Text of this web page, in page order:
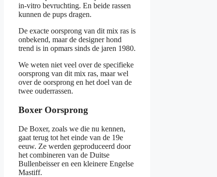
in-vitro bevruchting. En beide rassen
kunnen de pups dragen.
De exacte oorsprong van dit mix ras is
onbekend, maar de designer hond
trend is in opmars sinds de jaren 1980.
We weten niet veel over de specifieke
oorsprong van dit mix ras, maar wel
over de oorsprong en het doel van de
twee ouderrassen.
Boxer Oorsprong
De Boxer, zoals we die nu kennen,
gaat terug tot het einde van de 19e
eeuw. Ze werden geproduceerd door
het combineren van de Duitse
Bullenbeisser en een kleinere Engelse
Mastiff.